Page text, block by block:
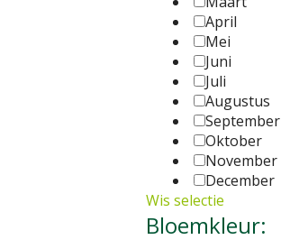
April
Mei
Juni
Juli
Augustus
September
Oktober
November
December
Wis selectie
Bloemkleur: